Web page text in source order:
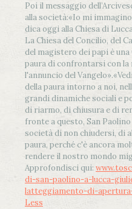
Poi il messaggio
alla società:«Io mi
dica oggi alla Chiesa di
La Chiesa del Concilio, del
del magistero dei papi è una
paura di confrontarsi con
l'annuncio del Vangelo».
della paura intorno a noi,
grandi dinamiche sociali e
di riarmo, di chiusura e di
fronte a questo, San
società di non chiudersi, di
paura, perché c'è ancora
rendere il nostro mondo
Approfondisci qui:
di-san-paolino-a-lucca-
latteggiamento-di-
Less